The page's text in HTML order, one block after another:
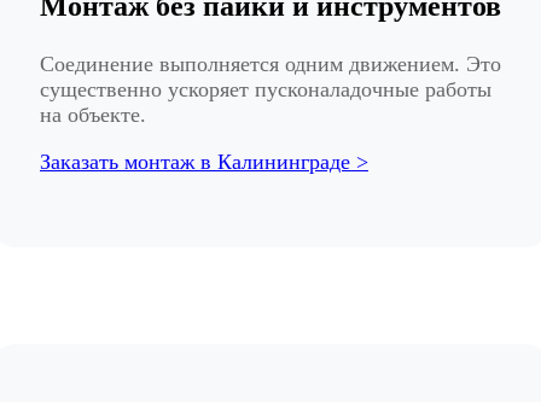
Соединение выполняется одним движением. Это
существенно ускоряет пусконаладочные работы
на объекте.
Заказать монтаж в Калининграде >